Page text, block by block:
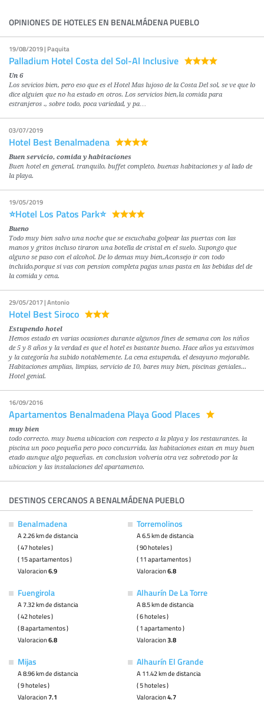
OPINIONES DE HOTELES EN BENALMÁDENA PUEBLO
19/08/2019 | Paquita
Palladium Hotel Costa del Sol-Al Inclusive
Un 6
Los sevicios bien, pero eso que es el Hotel Mas lujoso de la Costa Del sol, se ve que lo
dice alguien que no ha estado en otros. Los servicios bien,la comida para
estranjeros ., sobre todo, poca variedad, y pa…
03/07/2019
Hotel Best Benalmadena
Buen servicio, comida y habitaciones
Buen hotel en general, tranquilo, buffet completo, buenas habitaciones y al lado de
la playa.
19/05/2019
⭐️Hotel Los Patos Park⭐️
Bueno
Todo muy bien salvo una noche que se escuchaba golpear las puertas con las
manos y gritos incluso tiraron una botella de cristal en el suelo. Supongo que
alguno se paso con el alcohol. De lo demas muy bien,Aconsejo ir con todo
incluido,porque si vas con pension completa pagas unas pasta en las bebidas del de
la comida y cena.
29/05/2017 | Antonio
Hotel Best Siroco
Estupendo hotel
Hemos estado en varias ocasiones durante algunos fines de semana con los niños
de 5 y 8 años y la verdad es que el hotel es bastante bueno. Hace años ya estuvimos
y la categoría ha subido notablemente. La cena estupenda, el desayuno mejorable.
Habitaciones amplias, limpias, servicio de 10, bares muy bien, piscinas geniales...
Hotel genial.
16/09/2016
Apartamentos Benalmadena Playa Good Places
muy bien
todo correcto. muy buena ubicacion con respecto a la playa y los restaurantes. la
piscina un poco pequeña pero poco concurrida. las habitaciones estan en muy buen
etado aunque algo pequeñas. en conclusion volveria otra vez sobretodo por la
ubicacion y las instalaciones del apartamento.
DESTINOS CERCANOS A BENALMÁDENA PUEBLO
Benalmadena
A 2.26 km de distancia
( 47 hoteles )
( 15 apartamentos )
Valoracion6.9
Torremolinos
A 6.5 km de distancia
( 90 hoteles )
( 11 apartamentos )
Valoracion6.8
Fuengirola
A 7.32 km de distancia
( 42 hoteles )
( 8 apartamentos )
Valoracion6.8
Alhaurín De La Torre
A 8.5 km de distancia
( 6 hoteles )
( 1 apartamento )
Valoracion3.8
Mijas
A 8.96 km de distancia
( 9 hoteles )
Valoracion7.1
Alhaurín El Grande
A 11.42 km de distancia
( 5 hoteles )
Valoracion4.7